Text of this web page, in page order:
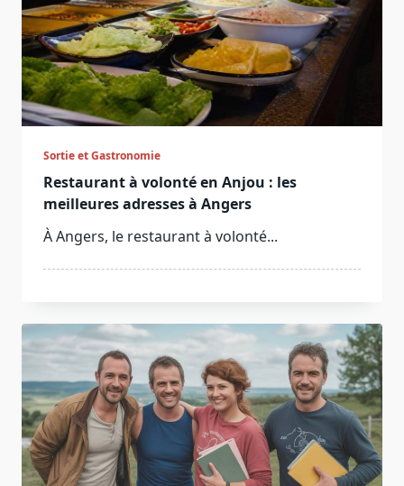
Sortie et Gastronomie
Restaurant à volonté en Anjou : les
meilleures adresses à Angers
À Angers, le restaurant à volonté...